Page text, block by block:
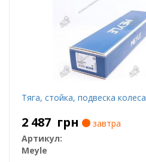
Тяга, стойка, подвеска колеса
2 487 грн
завтра
Артикул:
Meyle